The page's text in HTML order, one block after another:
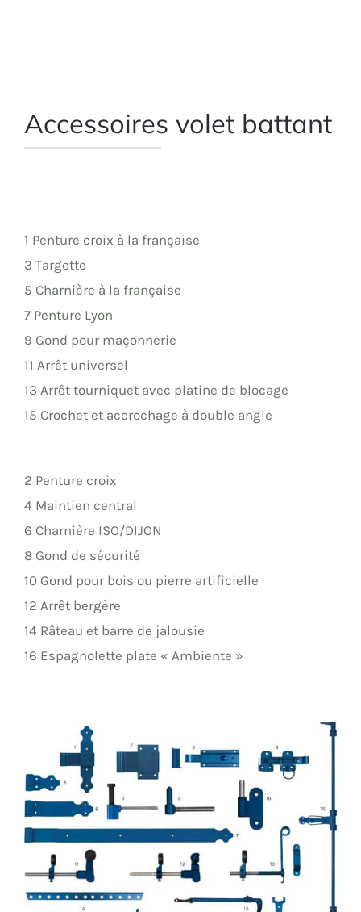
Accessoires volet battant
1 Penture croix à la française
3 Targette
5 Charnière à la française
7 Penture Lyon
9 Gond pour maçonnerie
11 Arrêt universel
13 Arrêt tourniquet avec platine de blocage
15 Crochet et accrochage à double angle
2 Penture croix
4 Maintien central
6 Charnière ISO/DIJON
8 Gond de sécurité
10 Gond pour bois ou pierre artificielle
12 Arrêt bergère
14 Râteau et barre de jalousie
16 Espagnolette plate « Ambiente »